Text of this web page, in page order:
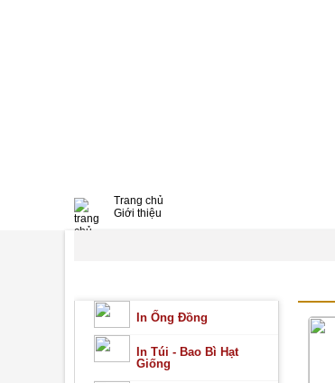
Trang chủ
Giới thiệu
In Bao Bì Đậu Phộng - Hạt Điều
In Túi - Bao Bì Mì Tôm, Mì Gói
In Bao Bì Vỏ Ruột Xe
In Túi Gạo - In Bao Bì Đựng Gạo
In Bao Bì Đựng Gạo
In Bao Bì Bánh Mì - In Túi Bánh Mì
In Ống Đồng
In Túi - Bao Bì Hạt
Giống